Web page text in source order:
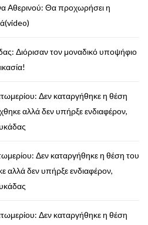
Αθερινού: Θα προχωρήσει η
Διόρισαν τον μοναδικό υποψήφιο
Δεν καταργήθηκε η θέση
αλλά δεν υπήρξε ενδιαφέρον,
Δεν καταργήθηκε η θέση του
αλλά δεν υπήρξε ενδιαφέρον,
Δεν καταργήθηκε η θέση